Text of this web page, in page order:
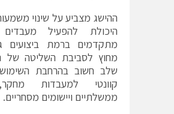
ההישג מצביע על שינוי
היכולת להפעיל מעבדים
מתקדמים ברמת ביצועים
מחוץ לסביבת השליטה של
שלב חשוב בהרחבת
קוונטי למעבדות
ממשלתיים ויישומים מסחריים.